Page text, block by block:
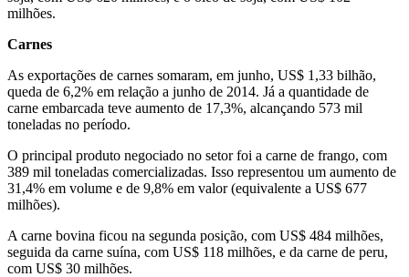
milhões.
Carnes
As exportações de carnes somaram, em junho, US$ 1,33 bilhão,
queda de 6,2% em relação a junho de 2014. Já a quantidade de
carne embarcada teve aumento de 17,3%, alcançando 573 mil
toneladas no período.
O principal produto negociado no setor foi a carne de frango, com
389 mil toneladas comercializadas. Isso representou um aumento de
31,4% em volume e de 9,8% em valor (equivalente a US$ 677
milhões).
A carne bovina ficou na segunda posição, com US$ 484 milhões,
seguida da carne suína, com US$ 118 milhões, e da carne de peru,
com US$ 30 milhões.